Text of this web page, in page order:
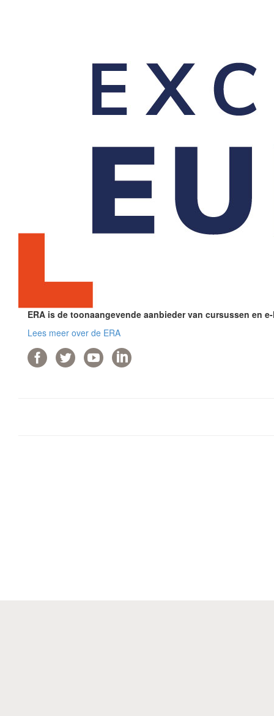
ERA is de toonaangevende aanbieder van cursussen en
Lees meer over de ERA